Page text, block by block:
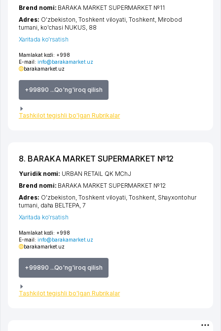
Mamlakat kodi: +998
E-mail: info@barakamarket.uz
barakamarket.uz
+99890 ...Qo'ng'iroq qilish
Tashkilot tegishli bo'lgan Rubrikalar
Brend nomi: BARAKA MARKET SUPERMARKET №11
Adres: O'zbekiston,Toshkent viloyati ,Toshkent, Mirobod
tumani ko'chasi NUKUS , 88
Xaritada ko'rsatish
8. BARAKA MARKET SUPERMARKET №12
Mamlakat kodi: +998
E-mail: info@barakamarket.uz
barakamarket.uz
+99890 ...Qo'ng'iroq qilish
Tashkilot tegishli bo'lgan Rubrikalar
Yuridik nomi: URBAN RETAIL QK MChJ
Brend nomi: BARAKA MARKET SUPERMARKET №12
Adres: O'zbekiston,Toshkent viloyati ,Toshkent, Shayxontohur
tumani daha BELTEPA , 7
Xaritada ko'rsatish